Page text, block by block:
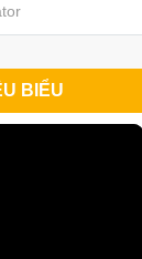
BIỂU